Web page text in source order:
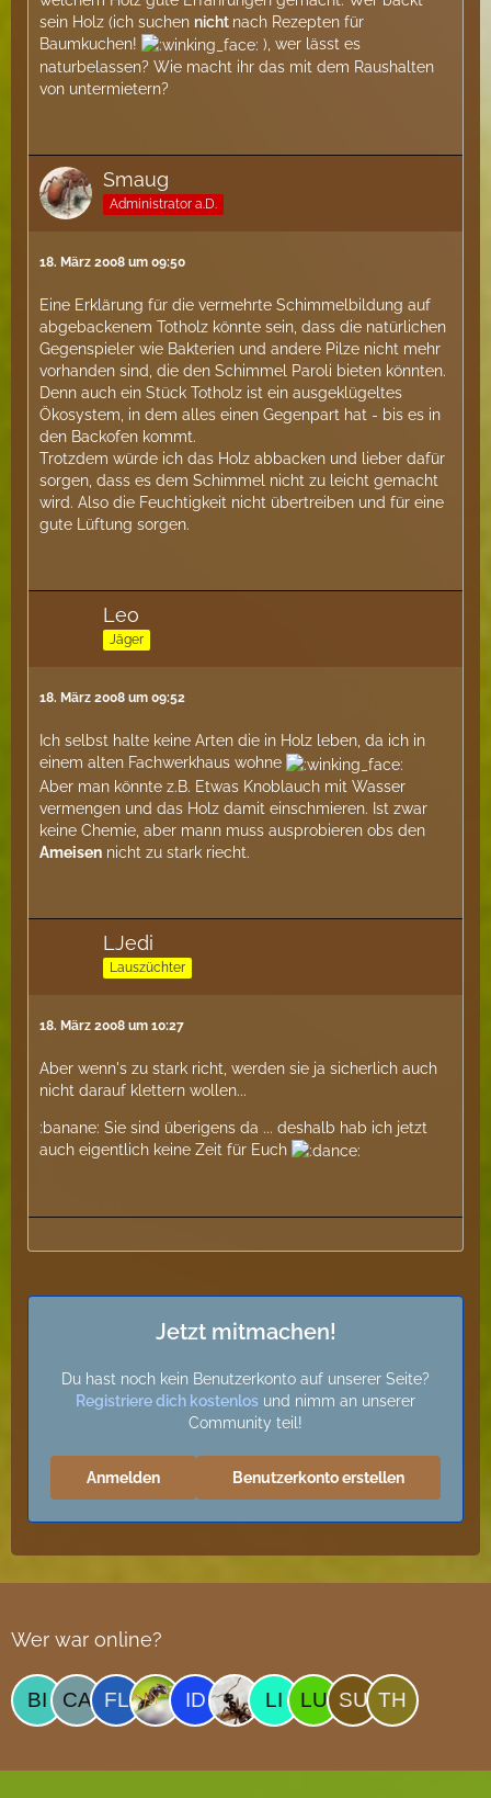
sein Holz (ich suchen nicht nach Rezepten für
Baumkuchen!
), wer lässt es
naturbelassen? Wie macht ihr das mit dem Raushalten
von untermietern?
Smaug
Administrator a.D.
18. März 2008 um 09:50
Eine Erklärung für die vermehrte Schimmelbildung auf
abgebackenem Totholz könnte sein, dass die natürlichen
Gegenspieler wie Bakterien und andere Pilze nicht mehr
vorhanden sind, die den Schimmel Paroli bieten könnten.
Denn auch ein Stück Totholz ist ein ausgeklügeltes
Ökosystem, in dem alles einen Gegenpart hat - bis es in
den Backofen kommt.
Trotzdem würde ich das Holz abbacken und lieber dafür
sorgen, dass es dem Schimmel nicht zu leicht gemacht
wird. Also die Feuchtigkeit nicht übertreiben und für eine
gute Lüftung sorgen.
Leo
Jäger
18. März 2008 um 09:52
Ich selbst halte keine Arten die in Holz leben, da ich in
einem alten Fachwerkhaus wohne
Aber man könnte z.B. Etwas Knoblauch mit Wasser
vermengen und das Holz damit einschmieren. Ist zwar
keine Chemie, aber mann muss ausprobieren obs den
Ameisen nicht zu stark riecht.
LJedi
Lauszüchter
18. März 2008 um 10:27
Aber wenn's zu stark richt, werden sie ja sicherlich auch
nicht darauf klettern wollen...
:banane: Sie sind überigens da ... deshalb hab ich jetzt
auch eigentlich keine Zeit für Euch
Jetzt mitmachen!
Du hast noch kein Benutzerkonto auf unserer Seite?
Registriere dich kostenlos und nimm an unserer
Community teil!
Benutzerkonto erstellen
Anmelden
Wer war online?